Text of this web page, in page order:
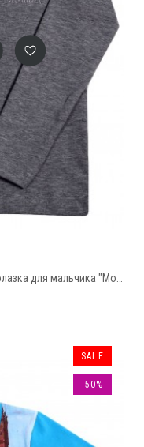
SALE
-50%